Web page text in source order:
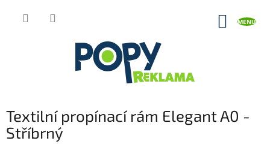
Textilní propínací rám Elegant A0 -
Stříbrný